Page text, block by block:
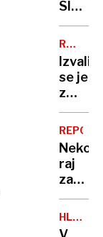
umrl
zaradi
na
umrl
24-
letni
očka,
gasilec
in
bivši
MOTNJA
Izvalil
se je
z
dvema
a
se
tu
šele
začne
Nekoč
raj
za
danes
na
HLADNA
FRONTA